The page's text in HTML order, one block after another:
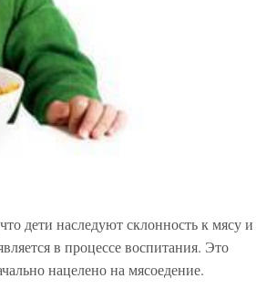
дети наследуют склонность к мясу и
в процессе воспитания. Это
нацелено на мясоедение.